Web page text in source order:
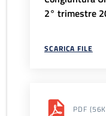
2° trimestre
SCARICA FILE
PDF